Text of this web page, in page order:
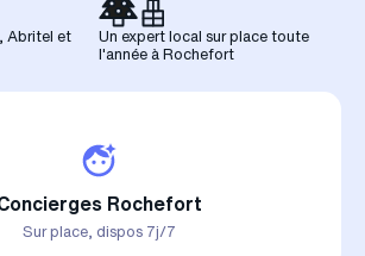
Abritel et
Un expert local sur place toute
l'année à Rochefort
Rochefort
Sur place, dispos 7j/7